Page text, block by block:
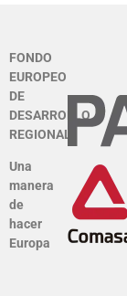
FONDO
EUROPEO
DE
DESARROLLO
REGIONAL
Una
manera
de
hacer
Europa